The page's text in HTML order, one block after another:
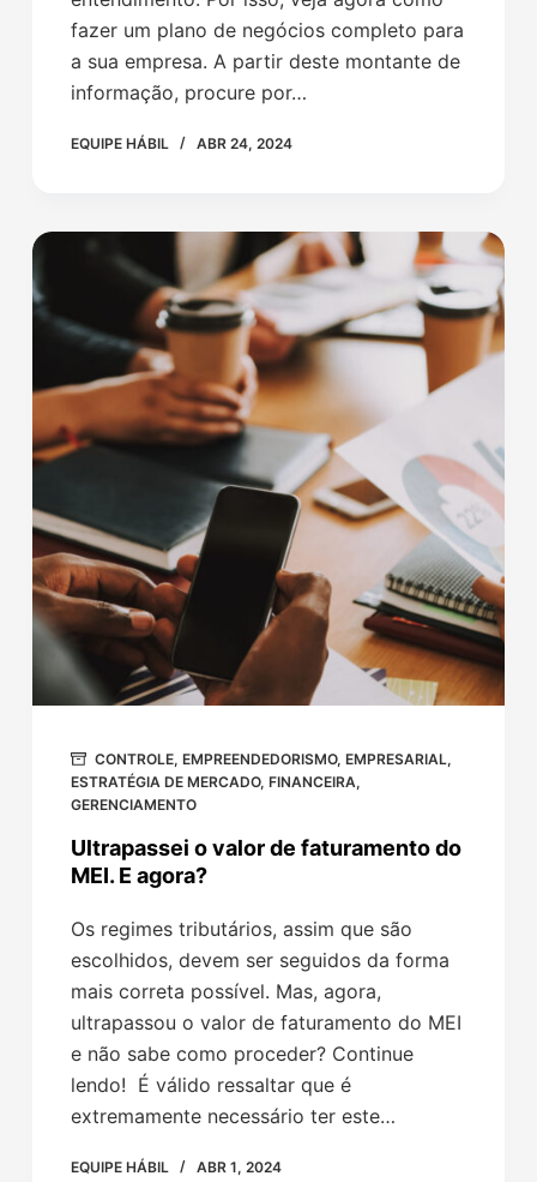
fazer um plano de negócios completo para
a sua empresa. A partir deste montante de
informação, procure por…
EQUIPE HÁBIL ABR 24, 2024
CONTROLE, EMPREENDEDORISMO, EMPRESARIAL,
ESTRATÉGIA DE MERCADO, FINANCEIRA,
GERENCIAMENTO
Ultrapassei o valor de faturamento do
MEI. E agora?
Os regimes tributários, assim que são
escolhidos, devem ser seguidos da forma
mais correta possível. Mas, agora,
ultrapassou o valor de faturamento do MEI
e não sabe como proceder? Continue
lendo! É válido ressaltar que é
extremamente necessário ter este…
EQUIPE HÁBIL ABR 1, 2024